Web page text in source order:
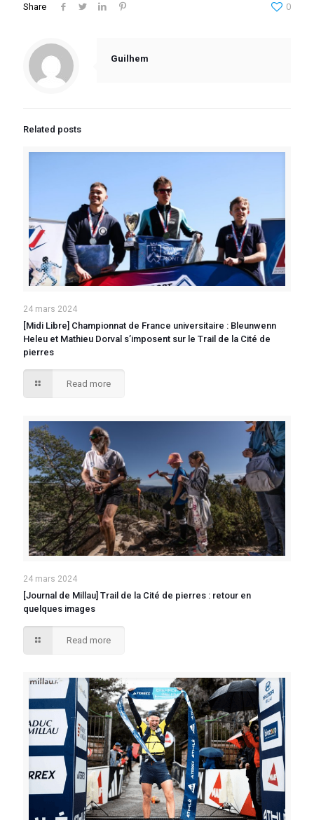
Share 0
Guilhem
Related posts
24 mars 2024
[Midi Libre] Championnat de France universitaire : Bleunwenn
Heleu et Mathieu Dorval s’imposent sur le Trail de la Cité de
pierres
Read more
24 mars 2024
[Journal de Millau] Trail de la Cité de pierres : retour en
quelques images
Read more